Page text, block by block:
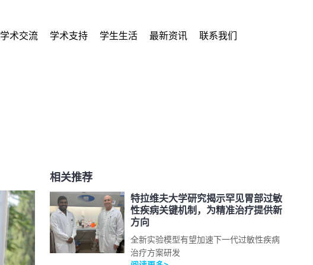
学术交流 学术支持 学生生活 最新资讯 联系我们
相关推荐
特拉维夫大学研究揭示罕见胃部过敏
性疾病关键机制，为精准治疗提供新
方向
全新实验模型有望加速下一代过敏性疾病
治疗方案研发